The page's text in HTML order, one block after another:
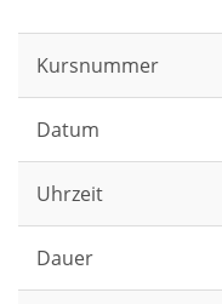
Kursnummer
Datum
Uhrzeit
Dauer